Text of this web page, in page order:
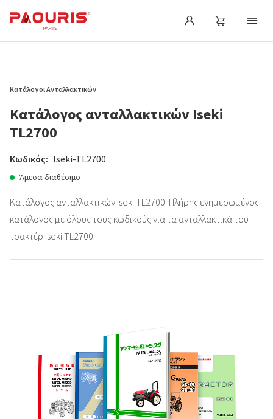
Κατάλογοι Ανταλλακτικών
Κατάλογος ανταλλακτικών Iseki
TL2700
Κωδικός: Iseki-TL2700
Άμεσα διαθέσιμο
Κατάλογος ανταλλακτικών Iseki TL2700. Πλήρης ενημερωμένος
κατάλογος με όλους τους κωδικούς για τα ανταλλακτικά του
τρακτέρ Iseki TL2700.